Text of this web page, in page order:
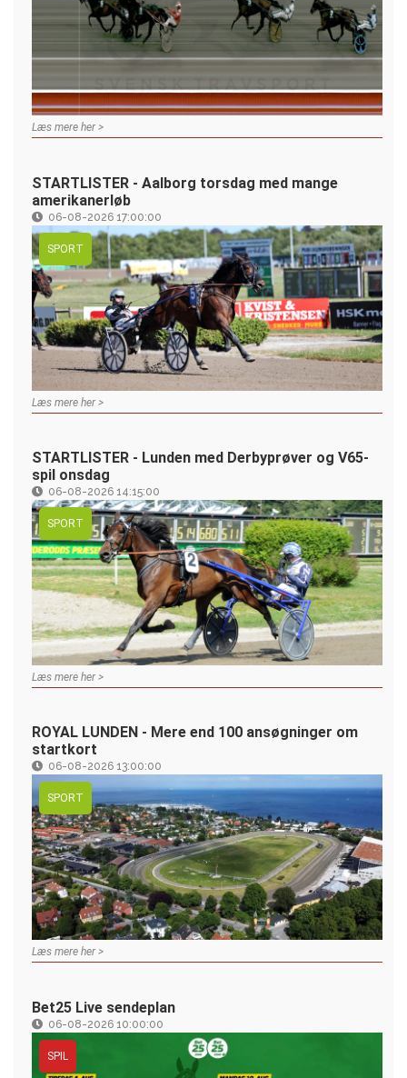
Læs mere her >
STARTLISTER - Aalborg torsdag med mange
amerikanerløb
06-08-2026 17:00:00
SPORT
Læs mere her >
STARTLISTER - Lunden med Derbyprøver og V65-
spil onsdag
06-08-2026 14:15:00
SPORT
Læs mere her >
ROYAL LUNDEN - Mere end 100 ansøgninger om
startkort
06-08-2026 13:00:00
SPORT
Læs mere her >
Bet25 Live sendeplan
06-08-2026 10:00:00
SPIL